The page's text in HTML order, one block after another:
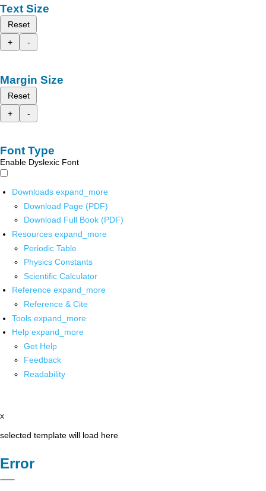
Text Size
Reset
+
-
Margin Size
Reset
+
-
Font Type
Enable Dyslexic Font
Downloads expand_more
Download Page (PDF)
Download Full Book (PDF)
Resources expand_more
Periodic Table
Physics Constants
Scientific Calculator
Reference expand_more
Reference & Cite
Tools expand_more
Help expand_more
Get Help
Feedback
Readability
x
selected template will load here
Error